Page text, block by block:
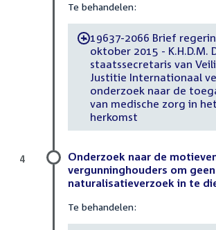
Te behandelen:
-19637-2066 Brief
oktober 2015 - K.H.D.M.
staatssecretaris van
Justitie Internationaal
onderzoek naar de
van medische zorg in
herkomst
Onderzoek naar de
vergunninghouders om geen
naturalisatieverzoek in te
Te behandelen:
4